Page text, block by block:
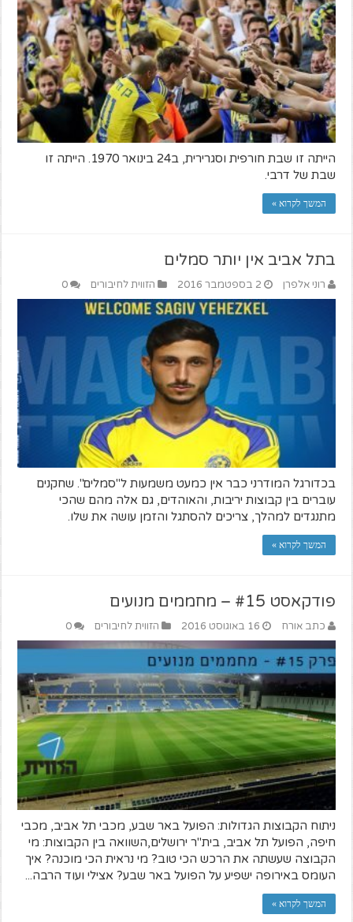
הייתה זו שבת חורפית וסגרירית, ב24 בינואר 1970. הייתה זו
שבת של דרבי.
המשך לקרוא »
בתל אביב אין יותר סמלים
רוני אלפרן 2 בספטמבר 2016 הזווית לחיבורים 0
בכדורגל המודרני כבר אין כמעט משמעות ל"סמלים". שחקנים
עוברים בין קבוצות יריבות, והאוהדים, גם אלה מהם שהכי
מתנגדים למהלך, צריכים להסתגל והזמן עושה את שלו.
המשך לקרוא »
פודקאסט #15 – מחממים מנועים
כתב אורח 16 באוגוסט 2016 הזווית לחיבורים 0
ניתוח הקבוצות הגדולות: הפועל באר שבע, מכבי תל אביב, מכבי
חיפה, הפועל תל אביב, בית"ר ירושלים,השוואה בין הקבוצות: מי
הקבוצה שעשתה את הרכש הכי טוב? מי נראית הכי מוכנה? איך
העומס באירופה ישפיע על הפועל באר שבע? אצילי ועוד הרבה...
המשך לקרוא »